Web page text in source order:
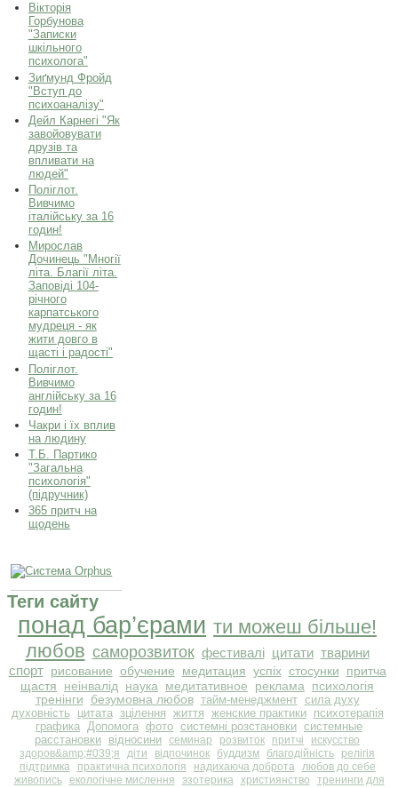
Вікторія
Горбунова
"Записки
шкільного
психолога"
Зиґмунд Фройд
"Вступ до
психоаналізу"
Дейл Карнегі "Як
завойовувати
друзів та
впливати на
людей"
Поліглот.
Вивчимо
італійську за 16
годин!
Мирослав
Дочинець "Многії
літа. Благії літа.
Заповіді 104-
річного
карпатського
мудреця - як
жити довго в
щасті і радості"
Поліглот.
Вивчимо
англійську за 16
годин!
Чакри і їх вплив
на людину
Т.Б. Партико
"Загальна
психологія"
(підручник)
365 притч на
щодень
Теги сайту
понад бар’єрами ти можеш більше!
любов саморозвиток фестивалі цитати тварини
спорт рисование обучение медитация успіх стосунки
притча
щастя
неінвалід наука медитативное реклама психологія
тренінги
безумовна любов тайм-менеджмент сила духу
духовність
цитата зцілення життя женские практики
психотерапія
графика Допомога фото системні розстановки системные
расстановки відносини семинар розвиток притчі
искусство
здоров&amp;#039;я
діти відпочинок буддизм благодійність
релігія
підтримка
практична психологія надихаюча доброта
любов до себе
живопись
екологічне мислення эзотерика християнство
тренинги для